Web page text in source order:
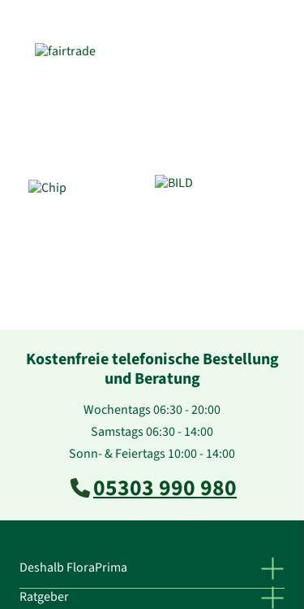
Kostenfreie telefonische Bestellung
und Beratung
Wochentags 06:30 - 20:00
Samstags 06:30 - 14:00
Sonn- & Feiertags 10:00 - 14:00
05303 990 980
Deshalb FloraPrima
Ratgeber